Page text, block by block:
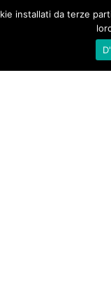
installati da terze